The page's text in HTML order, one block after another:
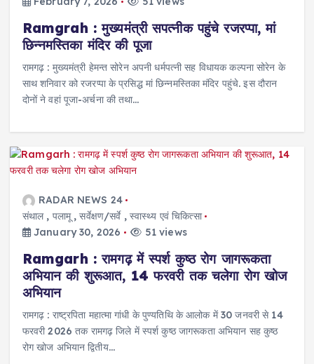
Ramgrah : मुख्यमंत्री सपत्नीक पहुंचे रजरप्पा, मां
छिन्नमस्तिका मंदिर की पूजा
रामगढ़ : मुख्यमंत्री हेमन्त सोरेन अपनी धर्मपत्नी सह विधायक कल्पना सोरेन के
साथ शनिवार को रजरप्पा के प्रसिद्ध मां छिन्नमस्तिका मंदिर पहुंचे. इस दौरान
दोनों ने वहां पूजा-अर्चना की तथा…
RADAR NEWS 24
संथाल, पलामू,सर्वेक्षण/सर्वे, स्वास्थ्य एवं चिकित्सा
January 30, 2026
51 views
Ramgarh : रामगढ़ में स्पर्श कुष्ठ रोग जागरूकता
अभियान की शुरूआत, 14 फरवरी तक चलेगा रोग खोज
अभियान
रामगढ़ : राष्ट्रपिता महात्मा गांधी के पुण्यतिथि के आलोक में 30 जनवरी से 14
फरवरी 2026 तक रामगढ़ जिले में स्पर्श कुष्ठ जागरूकता अभियान सह कुष्ठ
रोग खोज अभियान द्वितीय…